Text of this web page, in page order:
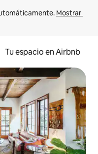
Mostrar
Tu espacio en Airbnb